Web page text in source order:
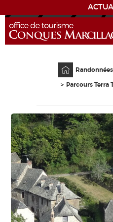
ENVIEDE...
DÉCOUVRIR LA
EXPÉRIENCES
SÉJOURNER
AGENDA
VENIR
Randonnées
Parcours Terra